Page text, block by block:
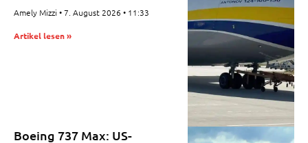
Amely Mizzi 7. August 2026 11:33
Artikel lesen »
Boeing 737 Max: US-